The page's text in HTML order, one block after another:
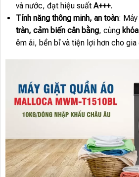
và nước, đạt hiệu suất A+++.
Tính năng thông minh, an toàn:
tràn, cảm biến cân bằng, cùng
êm ái, bền bỉ và tiện lợi hơn cho gia